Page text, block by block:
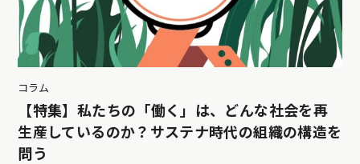
コラム
【特集】私たちの「働く」は、どんな社会を再
生産しているのか？サステナ時代の組織の構造を
問う